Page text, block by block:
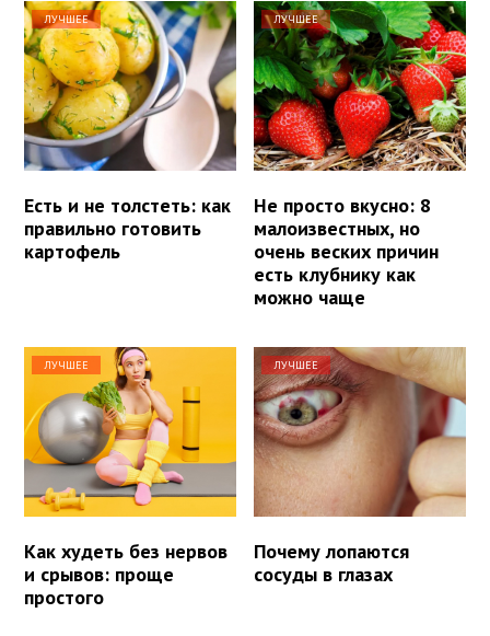
ЛУЧШЕЕ
Есть и не толстеть: как
правильно готовить
картофель
ЛУЧШЕЕ
Не просто вкусно: 8
малоизвестных, но
очень веских причин
есть клубнику как
можно чаще
ЛУЧШЕЕ
Как худеть без нервов
и срывов: проще
простого
ЛУЧШЕЕ
Почему лопаются
сосуды в глазах